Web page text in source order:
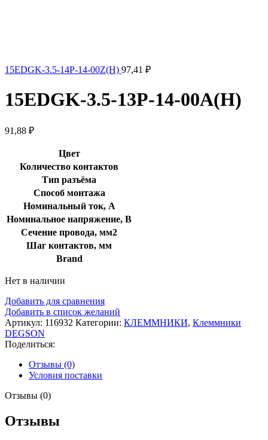
15EDGK-3.5-14P-14-00Z(H) 97,41 ₽
15EDGK-3.5-13P-14-00A(H)
91,88 ₽
Цвет
Количество контактов
Тип разъёма
Способ монтажа
Номинальный ток, А
Номинальное напряжение, В
Сечение провода, мм2
Шаг контактов, мм
Brand
Нет в наличии
Добавить для сравнения
Добавить в список желаний
Артикул: 116932 Категории: КЛЕММНИКИ, Клеммники
DEGSON
Поделиться:
Отзывы (0)
Условия поставки
Отзывы (0)
Отзывы